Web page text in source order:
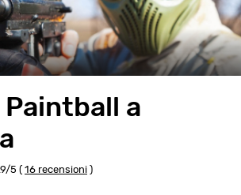
a
5 ( 16 recensioni )